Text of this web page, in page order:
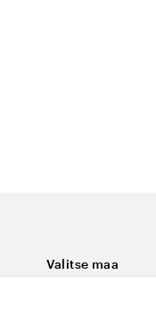
Valitse maa